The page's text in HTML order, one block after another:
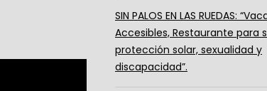
SIN PALOS EN LAS RUEDAS:
Accesibles, Restaurante para
protección solar, sexualidad y
discapacidad”.